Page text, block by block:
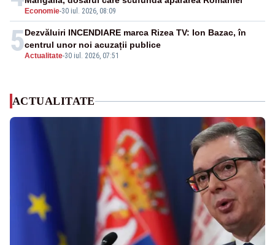
Economie-30 iul. 2026, 08:09
5Actualitate-30 iul. 2026, 07:51
Dezvăluiri INCENDIARE marca Rizea TV: Ion Bazac, în
centrul unor noi acuzații publice
ACTUALITATE